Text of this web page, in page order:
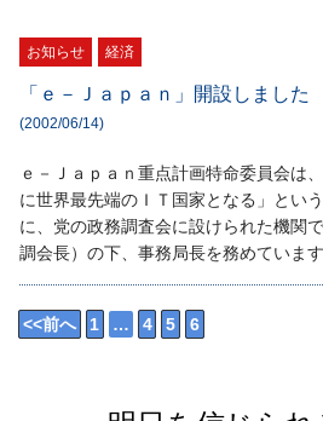
お知らせ 経済
「ｅ－Ｊａｐａｎ」開設しました
(2002/06/14)
ｅ－Ｊａｐａｎ重点計画特命委員会は
に世界最先端のＩＴ国家となる」とい
に、党の政務調査会に設けられた機関
調会長）の下、事務局長を務めていま
<<前へ 1 … 4 5 6